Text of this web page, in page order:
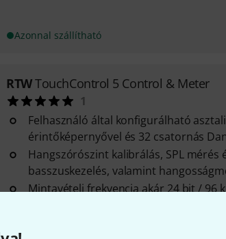
Azonnal szállítható
RTWTouchControl 5 Control & Meter
1
Felhasználó által konfigurálható
érintőképernyővel és 32 csatornás
Hangszórószint kalibrálás, SPL mérés
basszuskezelés, valamint
Mintavételi frekvencia akár 24 bit / 96